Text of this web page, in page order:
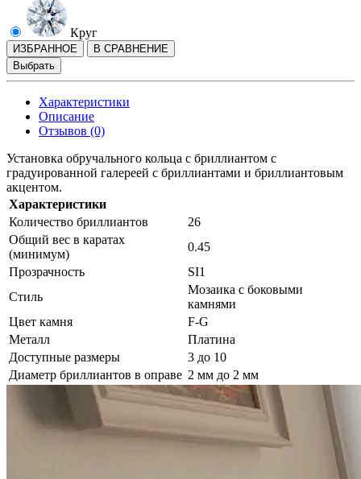
Круг
ИЗБРАННОЕ
В СРАВНЕНИЕ
Выбрать
Характеристики
Описание
Отзывов (0)
Установка обручального кольца с бриллиантом с
градуированной галереей с бриллиантами и бриллиантовым
акцентом.
Характеристики
Количество бриллиантов
26
Общий вес в каратах
(минимум)
0.45
Прозрачность
SI1
Стиль
Мозаика с боковыми
камнями
Цвет камня
F-G
Металл
Платина
Доступные размеры
3 до 10
Диаметр бриллиантов в оправе 2 мм до 2 мм